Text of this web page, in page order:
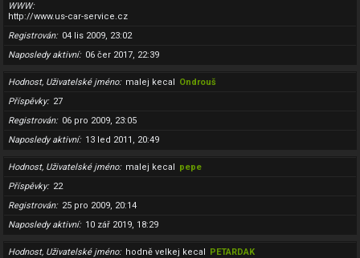
WWW
http://www.us-car-service.cz
Registrován
04 lis 2009, 23:02
Naposledy aktivní
06 čer 2017, 22:39
Hodnost, Uživatelské jméno malej kecal Ondrouš
Příspěvky
27
Registrován
06 pro 2009, 23:05
Naposledy aktivní
13 led 2011, 20:49
Hodnost, Uživatelské jméno malej kecal pepe
Příspěvky
22
Registrován
25 pro 2009, 20:14
Naposledy aktivní
10 zář 2019, 18:29
Hodnost, Uživatelské jméno hodně velkej kecal PETARDAK